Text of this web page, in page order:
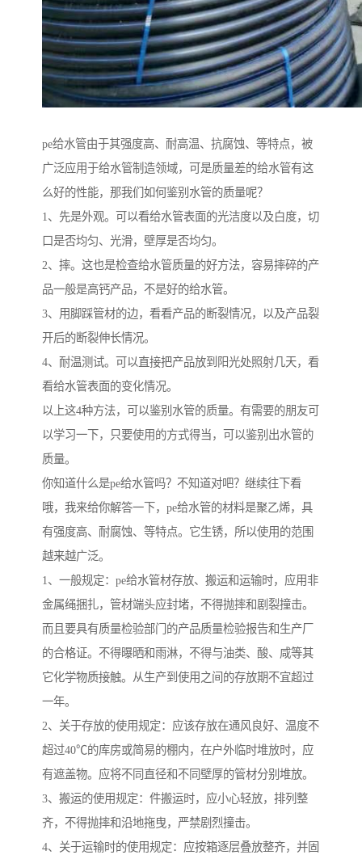
pe给水管由于其强度高、耐高温、抗腐蚀、等特点，被
广泛应用于给水管制造领域，可是质量差的给水管有这
么好的性能，那我们如何鉴别水管的质量呢？
1、先是外观。可以看给水管表面的光洁度以及白度，切
口是否均匀、光滑，壁厚是否均匀。
2、摔。这也是检查给水管质量的好方法，容易摔碎的产
品一般是高钙产品，不是好的给水管。
3、用脚踩管材的边，看看产品的断裂情况，以及产品裂
开后的断裂伸长情况。
4、耐温测试。可以直接把产品放到阳光处照射几天，看
看给水管表面的变化情况。
以上这4种方法，可以鉴别水管的质量。有需要的朋友可
以学习一下，只要使用的方式得当，可以鉴别出水管的
质量。
你知道什么是pe给水管吗？不知道对吧？继续往下看
哦，我来给你解答一下，pe给水管的材料是聚乙烯，具
有强度高、耐腐蚀、等特点。它生锈，所以使用的范围
越来越广泛。
1、一般规定：pe给水管材存放、搬运和运输时，应用非
金属绳捆扎，管材端头应封堵，不得抛摔和剧裂撞击。
而且要具有质量检验部门的产品质量检验报告和生产厂
的合格证。不得曝晒和雨淋，不得与油类、酸、咸等其
它化学物质接触。从生产到使用之间的存放期不宜超过
一年。
2、关于存放的使用规定：应该存放在通风良好、温度不
超过40℃的库房或简易的棚内，在户外临时堆放时，应
有遮盖物。应将不同直径和不同壁厚的管材分别堆放。
3、搬运的使用规定：件搬运时，应小心轻放，排列整
齐，不得抛摔和沿地拖曳，严禁剧烈撞击。
4、关于运输时的使用规定：应按箱逐层叠放整齐，并固